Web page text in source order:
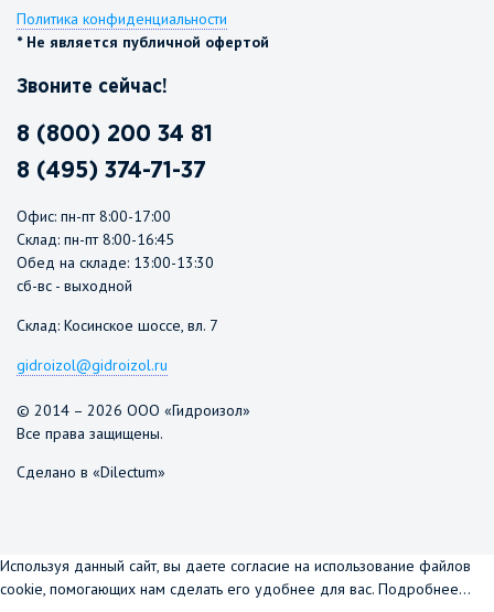
Политика конфиденциальности
* Не является публичной офертой
Звоните сейчас!
8 (800) 200 34 81
8 (495) 374-71-37
Офис: пн-пт 8:00-17:00
Склад: пн-пт 8:00-16:45
Обед на складе: 13:00-13:30
сб-вс - выходной
Склад: Косинское шоссе, вл. 7
gidroizol@gidroizol.ru
© 2014 – 2026 ООО «Гидроизол»
Все права защищены.
Сделано в «Dilectum»
Используя данный сайт, вы даете согласие на использование файлов
cookie, помогающих нам сделать его удобнее для вас. Подробнее...